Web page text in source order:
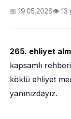
📅 19.05.2026👁 13
265. ehliyet
kapsamlı
köklü ehliyet
yanınızdayız.